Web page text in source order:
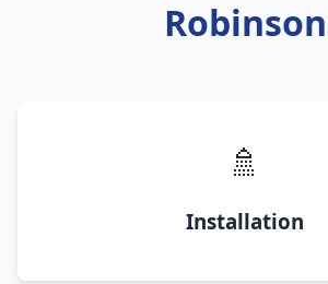
Robinson
🚿
Installation